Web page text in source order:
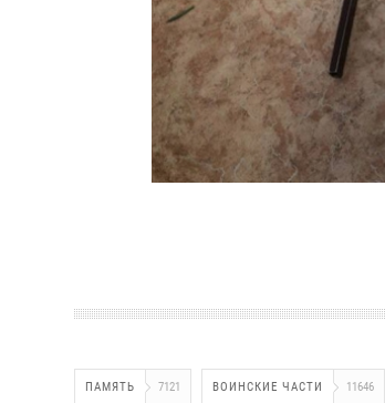
ПАМЯТЬ 7121 ВОИНСКИЕ ЧАСТИ 11646